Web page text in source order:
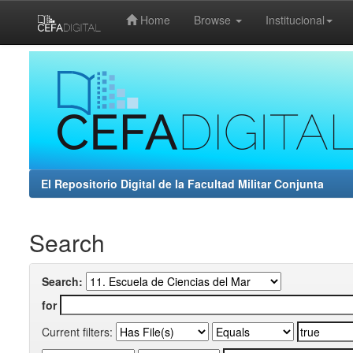
Home Browse Institucional
El Repositorio Digital de la Facultad Militar Conjunta
Search
Search:
for
Current filters: